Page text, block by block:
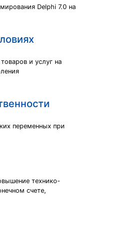
Delphi 7.0 на
и услуг на
переменных при
технико-
счете,